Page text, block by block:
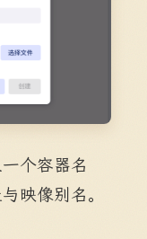
个容器名
映像别名。